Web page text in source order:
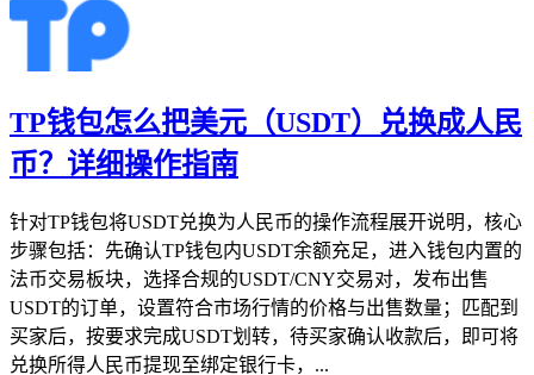
TP钱包怎么把美元（USDT）兑换成人民
币？详细操作指南
针对TP钱包将USDT兑换为人民币的操作流程展开说明，核心
步骤包括：先确认TP钱包内USDT余额充足，进入钱包内置的
法币交易板块，选择合规的USDT/CNY交易对，发布出售
USDT的订单，设置符合市场行情的价格与出售数量；匹配到
买家后，按要求完成USDT划转，待买家确认收款后，即可将
兑换所得人民币提现至绑定银行卡，...